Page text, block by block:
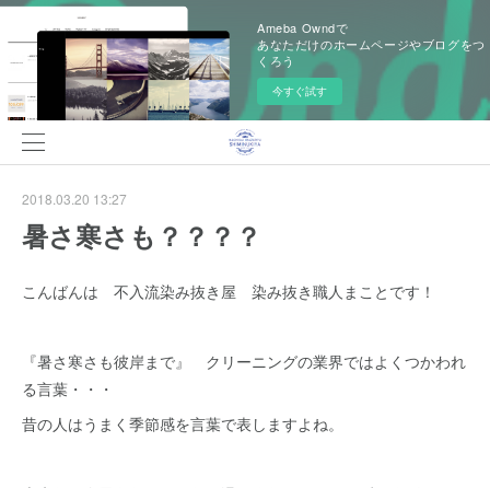
Ameba Owndで
あなただけのホームページやブログをつ
くろう
今すぐ試す
2018.03.20 13:27
暑さ寒さも？？？？
こんばんは 不入流染み抜き屋 染み抜き職人まことです！
『暑さ寒さも彼岸まで』 クリーニングの業界ではよくつかわれ
る言葉・・・
昔の人はうまく季節感を言葉で表しますよね。